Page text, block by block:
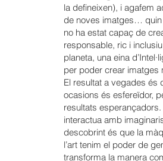
la defineixen), i agafem
de noves imatges… quin
no ha estat capaç de
responsable, ric i
planeta, una eina
per poder crear imatges
El resultat a vegades és
ocasions és esfereïdor,
resultats
interactua amb
descobrint és que la
l’art tenim el poder de
transforma la manera